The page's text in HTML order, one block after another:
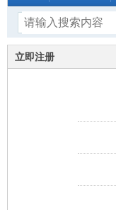
立即注册